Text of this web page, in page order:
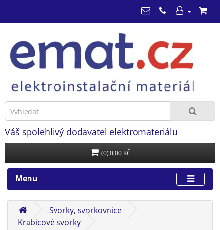
Váš spolehlivý dodavatel elektromateriálu
(0) 0,00 KČ
Menu
Svorky, svorkovnice
Krabicové svorky